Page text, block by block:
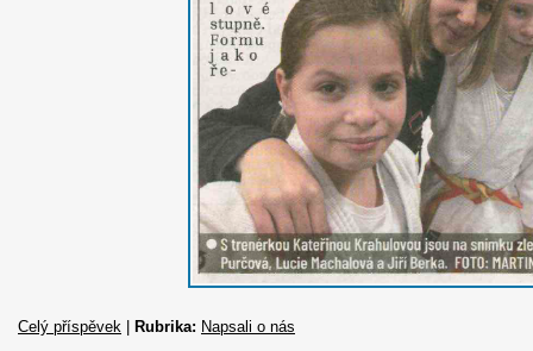
Celý příspěvek Rubrika: Napsali o nás